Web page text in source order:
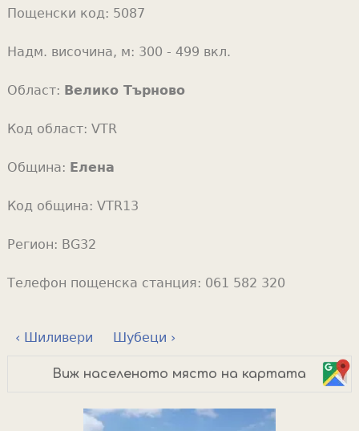
Пощенски код: 5087
Надм. височина, м: 300 - 499 вкл.
Област: Велико Търново
Код област: VTR
Община: Елена
Код община: VTR13
Регион: BG32
Телефон пощенска станция: 061 582 320
‹ Шиливери Шубеци ›
Виж населеното място на картата